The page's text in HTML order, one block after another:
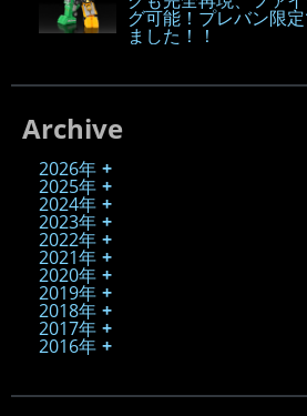
グ可能！プレバン限
ました！！
Archive
2026年
2025年
2024年
2023年
2022年
2021年
2020年
2019年
2018年
2017年
2016年